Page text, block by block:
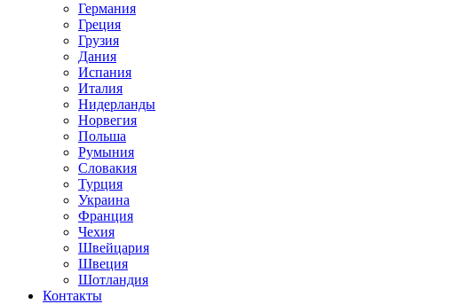
Германия
Греция
Грузия
Дания
Испания
Италия
Нидерланды
Норвегия
Польша
Румыния
Словакия
Турция
Украина
Франция
Чехия
Швейцария
Швеция
Шотландия
Контакты